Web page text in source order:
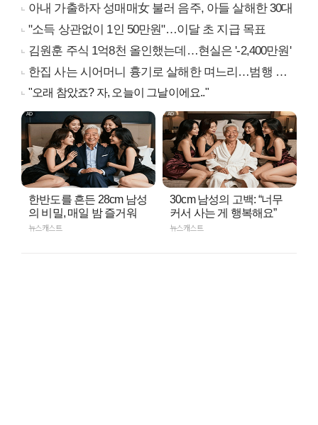
아내 가출하자 성매매女 불러 음주, 아들 살해한 30대
"소득 상관없이 1인 50만원"…이달 초 지급 목표
김원훈 주식 1억8천 올인했는데…현실은 '-2,400만원'
한집 사는 시어머니 흉기로 살해한 며느리…범행 동기는
"오래 참았죠? 자, 오늘이 그날이에요.."
한반도를 흔든 28cm 남성
의 비밀, 매일 밤 즐거워
뉴스캐스트
30cm 남성의 고백: “너무
커서 사는 게 행복해요”
뉴스캐스트